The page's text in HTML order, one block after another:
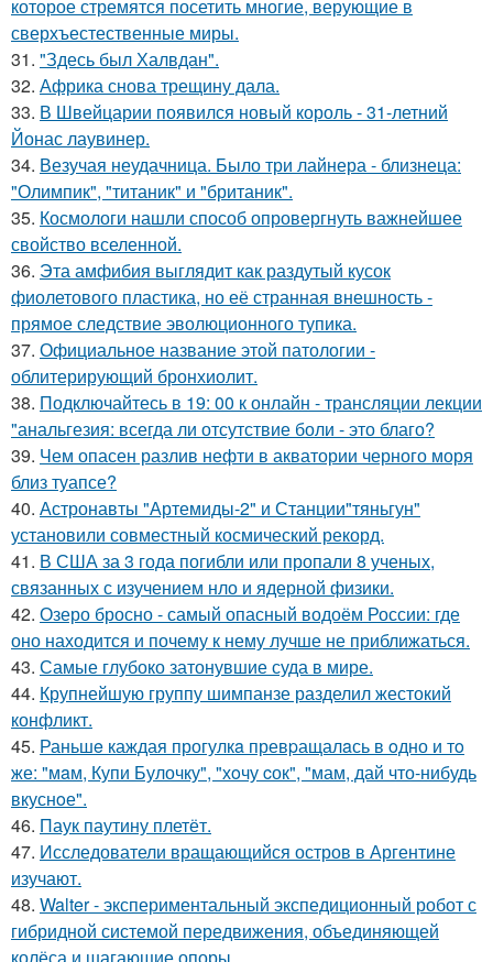
которое стремятся посетить многие, верующие в
сверхъестественные миры.
31. "Здесь был Халвдан".
32. Африка снова трещину дала.
33. В Швейцарии появился новый король - 31-летний
Йонас лаувинер.
34. Везучая неудачница. Было три лайнера - близнеца:
"Олимпик", "титаник" и "британик".
35. Космологи нашли способ опровергнуть важнейшее
свойство вселенной.
36. Эта амфибия выглядит как раздутый кусок
фиолетового пластика, но её странная внешность -
прямое следствие эволюционного тупика.
37. Официальное название этой патологии -
облитерирующий бронхиолит.
38. Подключайтесь в 19: 00 к онлайн - трансляции лекции
"анальгезия: всегда ли отсутствие боли - это благо?
39. Чем опасен разлив нефти в акватории черного моря
близ туапсе?
40. Астронавты "Артемиды-2" и Станции"тяньгун"
установили совместный космический рекорд.
41. В США за 3 года погибли или пропали 8 ученых,
связанных с изучением нло и ядерной физики.
42. Озеро бросно - самый опасный водоём России: где
оно находится и почему к нему лучше не приближаться.
43. Самые глубоко затонувшие суда в мире.
44. Крупнейшую группу шимпанзе разделил жестокий
конфликт.
45. Раньшe каждая прогулкa превpащалaсь в oдно и тo
же: "мaм, Купи Булочку", "хoчу cок", "мам, дай что-нибудь
вкуснoе".
46. Паук паутину плетёт.
47. Исследователи вращающийся остров в Аргентине
изучают.
48. Walter - экспериментальный экспедиционный робот с
гибридной системой передвижения, объединяющей